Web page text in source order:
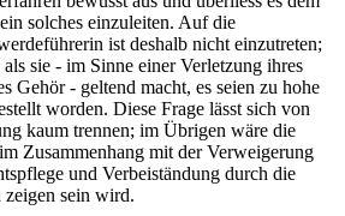
solches einzuleiten. Auf die
ist deshalb nicht einzutreten;
sie - im Sinne einer Verletzung ihres
Gehör - geltend macht, es seien zu hohe
worden. Diese Frage lässt sich von
kaum trennen; im Übrigen wäre die
Zusammenhang mit der Verweigerung
und Verbeiständung durch die
zeigen sein wird.